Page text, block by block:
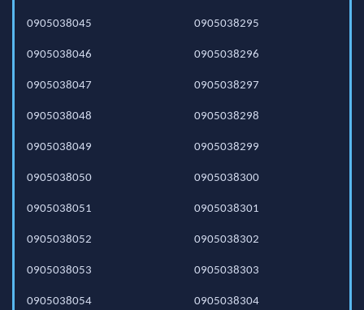
0905038045
0905038046
0905038047
0905038048
0905038049
0905038050
0905038051
0905038052
0905038053
0905038054
0905038295
0905038296
0905038297
0905038298
0905038299
0905038300
0905038301
0905038302
0905038303
0905038304